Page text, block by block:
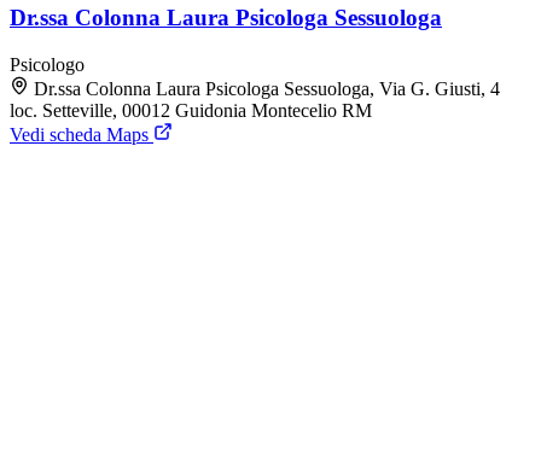
Dr.ssa Colonna Laura Psicologa Sessuologa
Psicologo
Dr.ssa Colonna Laura Psicologa Sessuologa, Via G. Giusti, 4
loc. Setteville, 00012 Guidonia Montecelio RM
Vedi scheda Maps